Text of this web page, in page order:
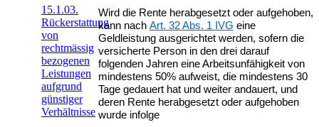
15.1.03.
Rückerstattung
von
rechtmässig
bezogenen
Leistungen
aufgrund
günstiger
Verhältnisse
Wird die Rente herabgesetzt oder aufgehoben,
kann nach Art. 32 Abs. 1 IVG eine
Geldleistung ausgerichtet werden, sofern die
versicherte Person in den drei darauf
folgenden Jahren eine Arbeitsunfähigkeit von
mindestens 50% aufweist, die mindestens 30
Tage gedauert hat und weiter andauert, und
deren Rente herabgesetzt oder aufgehoben
wurde infolge